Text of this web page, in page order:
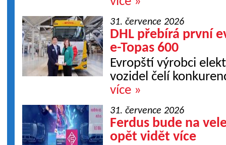
31. července 2026
DHL přebírá první
e-Topas 600
Evropští výrobci
vozidel čelí
více »
31. července 2026
Ferdus bude na
opět vidět více